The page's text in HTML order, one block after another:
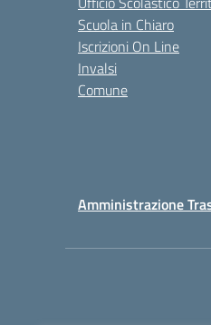
Scuola in Chiaro
Iscrizioni On Line
Invalsi
Comune
Amministrazione